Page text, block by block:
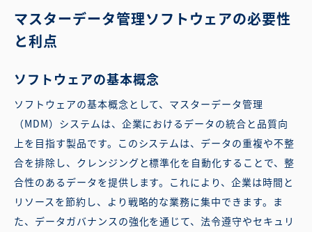
マスターデータ管理ソフトウェアの必要性
と利点
ソフトウェアの基本概念
ソフトウェアの基本概念として、マスターデータ管理
（MDM）システムは、企業におけるデータの統合と品質向
上を目指す製品です。このシステムは、データの重複や不整
合を排除し、クレンジングと標準化を自動化することで、整
合性のあるデータを提供します。これにより、企業は時間と
リソースを節約し、より戦略的な業務に集中できます。ま
た、データガバナンスの強化を通じて、法令遵守やセキュリ